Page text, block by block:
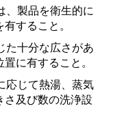
、製品を衛生的に
すること。
た十分な広さがあ
に有すること。
応じて熱湯、蒸気
及び数の洗浄設